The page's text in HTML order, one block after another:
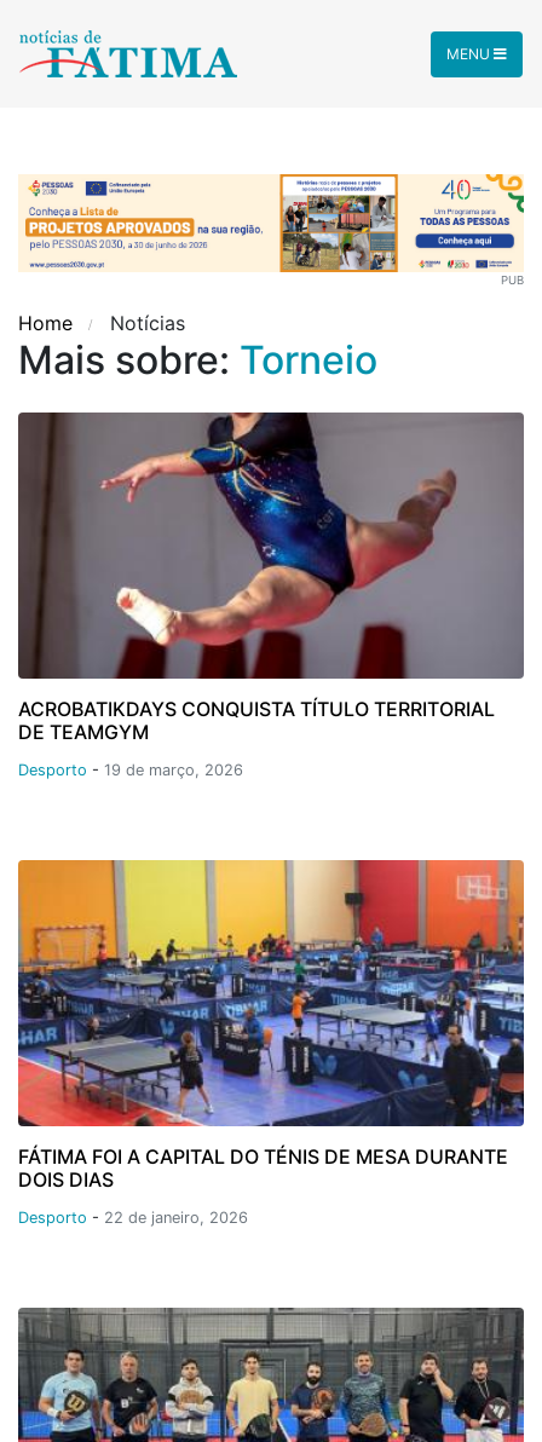
MENU
PUB
Home Notícias
Mais sobre: Torneio
ACROBATIKDAYS CONQUISTA TÍTULO TERRITORIAL
DE TEAMGYM
Desporto - 19 de março, 2026
FÁTIMA FOI A CAPITAL DO TÉNIS DE MESA DURANTE
DOIS DIAS
Desporto - 22 de janeiro, 2026